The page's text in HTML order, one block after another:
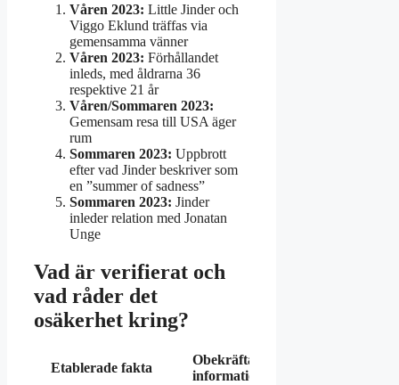
Våren 2023: Little Jinder och
Viggo Eklund träffas via
gemensamma vänner
Våren 2023: Förhållandet
inleds, med åldrarna 36
respektive 21 år
Våren/Sommaren 2023:
Gemensam resa till USA äger
rum
Sommaren 2023: Uppbrott
efter vad Jinder beskriver som
en ”summer of sadness”
Sommaren 2023: Jinder
inleder relation med Jonatan
Unge
Vad är verifierat och
vad råder det
osäkerhet kring?
Etablerade fakta
Obekräftad
information